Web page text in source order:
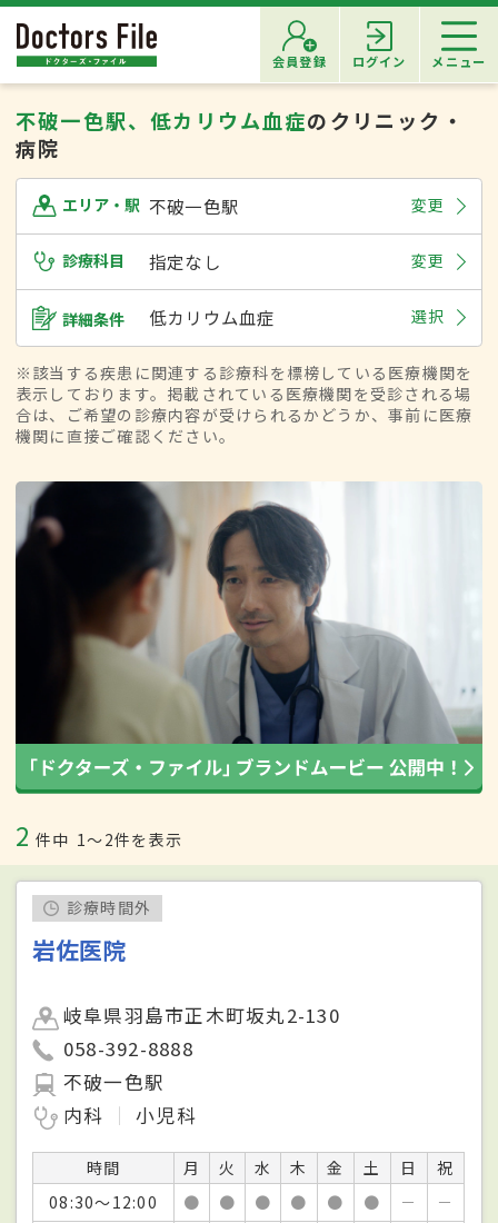
会員登録 ログイン メニュー
不破一色駅、低カリウム血症のクリニック・
病院
エリア・駅 不破一色駅 変更
診療科目 指定なし 変更
詳細条件 低カリウム血症 選択
※該当する疾患に関連する診療科を標榜している医療機関を
表示しております。掲載されている医療機関を受診される場
合は、ご希望の診療内容が受けられるかどうか、事前に医療
機関に直接ご確認ください。
2 件中 1〜2件を表示
診療時間外
岩佐医院
岐阜県羽島市正木町坂丸2-130
058-392-8888
不破一色駅
内科
小児科
時間 月 火 水 木 金 土 日
祝
08:30～12:00
● ● ● ● ● ● －
－